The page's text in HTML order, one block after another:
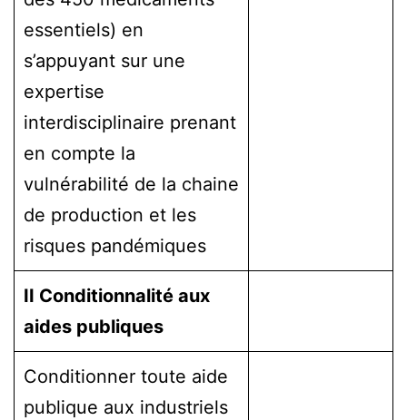
essentiels) en
s’appuyant sur une
expertise
interdisciplinaire prenant
en compte la
vulnérabilité de la chaine
de production et les
risques pandémiques
II Conditionnalité aux
aides publiques
Conditionner toute aide
publique aux industriels